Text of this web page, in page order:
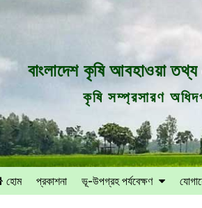
বাংলাদেশ কৃষি আবহাওয়া তথ্য
কৃষি সম্প্রসারণ
হোম প্রকাশনা ভূ-উপগ্রহ পর্যবেক্ষণ